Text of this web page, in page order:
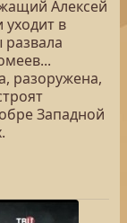
Алексей
в
разоружена,
Западной